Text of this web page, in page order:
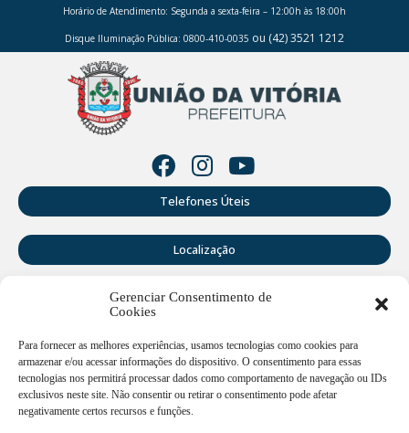
Gerenciar Consentimento de
Cookies
Para fornecer as melhores experiências, usamos tecnologias como cookies para
armazenar e/ou acessar informações do dispositivo. O consentimento para essas
tecnologias nos permitirá processar dados como comportamento de navegação ou IDs
exclusivos neste site. Não consentir ou retirar o consentimento pode afetar
negativamente certos recursos e funções.
Horário de Atendimento: Segunda a sexta-feira – 12:00h às 18:00h
Disque Iluminação Pública: 0800-410-0035 ou (42) 3521 1212
Telefones Úteis
Localização
Perguntas Frequentes
Webmail
Rua Doutor Cruz Machado, 205 - Centro - União da Vitória -
PR